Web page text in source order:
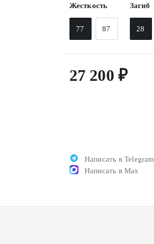
Жесткость
77 87
Загиб
28
27 200 ₽
Написать в Telegram
Написать в Max